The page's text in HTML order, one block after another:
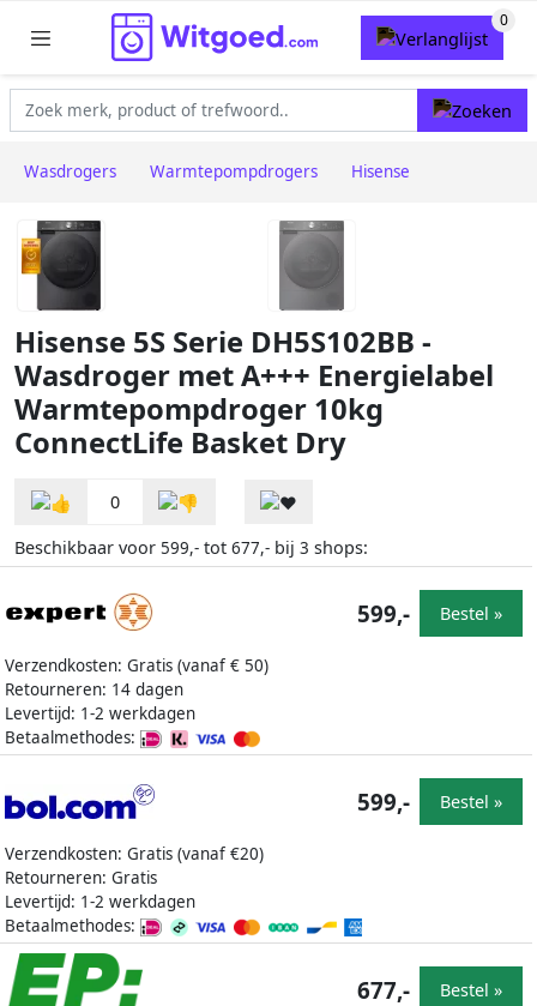
Wasdrogers Warmtepompdrogers Hisense
Hisense 5S Serie DH5S102BB -
Wasdroger met A+++ Energielabel
Warmtepompdroger 10kg
ConnectLife Basket Dry
0
Beschikbaar voor 599,- tot 677,- bij 3 shops:
Verzendkosten: Gratis (vanaf € 50)
Retourneren: 14 dagen
Levertijd: 1-2 werkdagen
Betaalmethodes:
599,- Bestel »
Verzendkosten: Gratis (vanaf €20)
Retourneren: Gratis
Levertijd: 1-2 werkdagen
Betaalmethodes:
599,- Bestel »
677,- Bestel »